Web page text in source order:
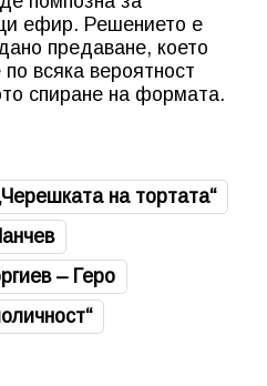
ефир. Решението е
предаване, което
всяка вероятност
спиране на формата.
на тортата“
– Геро